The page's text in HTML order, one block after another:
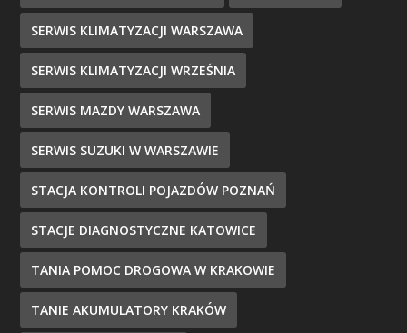
SERWIS KLIMATYZACJI WARSZAWA
SERWIS KLIMATYZACJI WRZEŚNIA
SERWIS MAZDY WARSZAWA
SERWIS SUZUKI W WARSZAWIE
STACJA KONTROLI POJAZDÓW POZNAŃ
STACJE DIAGNOSTYCZNE KATOWICE
TANIA POMOC DROGOWA W KRAKOWIE
TANIE AKUMULATORY KRAKÓW